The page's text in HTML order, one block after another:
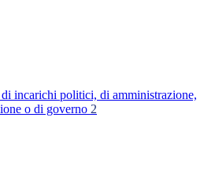
incarichi politici, di amministrazione,
o di governo 2